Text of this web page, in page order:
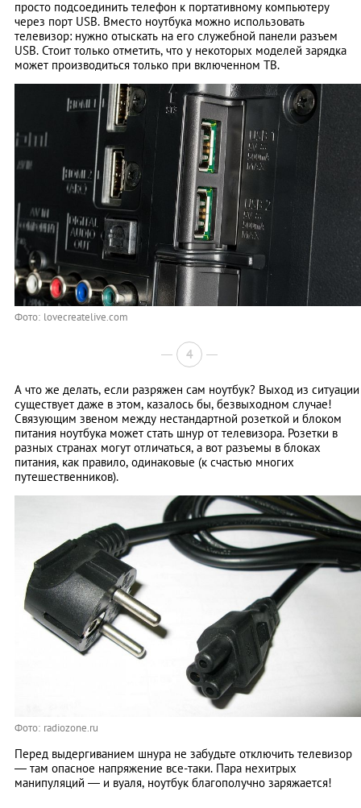
просто подсоединить телефон к портативному компьютеру
через порт USB. Вместо ноутбука можно использовать
телевизор: нужно отыскать на его служебной панели разъем
USB. Стоит только отметить, что у некоторых моделей зарядка
может производиться только при включенном ТВ.
Фото: lovecreatelive.com
4
А что же делать, если разряжен сам ноутбук? Выход из ситуации
существует даже в этом, казалось бы, безвыходном случае!
Связующим звеном между нестандартной розеткой и блоком
питания ноутбука может стать шнур от телевизора. Розетки в
разных странах могут отличаться, а вот разъемы в блоках
питания, как правило, одинаковые (к счастью многих
путешественников).
Фото: radiozone.ru
Перед выдергиванием шнура не забудьте отключить телевизор
— там опасное напряжение все-таки. Пара нехитрых
манипуляций — и вуаля, ноутбук благополучно заряжается!